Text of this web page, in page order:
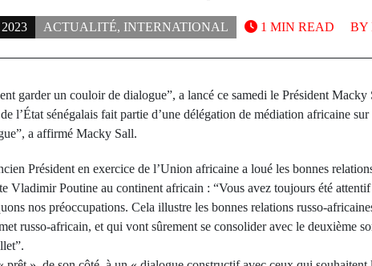
ACTUALITÉ, INTERNATIONAL BY
1 MIN READ
garder un couloir de dialogue”, a lancé ce samedi le Président
l’État sénégalais fait partie d’une délégation de médiation africaine
a affirmé Macky Sall.
Président en exercice de l’Union africaine a loué les bonnes
Vladimir Poutine au continent africain : “Vous avez toujours été
nos préoccupations. Cela illustre les bonnes relations russo-
russo-africain, et qui vont sûrement se consolider avec le deuxième